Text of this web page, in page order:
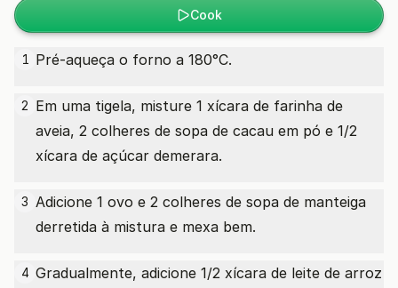
Cook
1 Pré-aqueça o forno a 180°C.
2 Em uma tigela, misture 1 xícara de farinha de
aveia, 2 colheres de sopa de cacau em pó e 1/2
xícara de açúcar demerara.
3 Adicione 1 ovo e 2 colheres de sopa de manteiga
derretida à mistura e mexa bem.
4 Gradualmente, adicione 1/2 xícara de leite de arroz